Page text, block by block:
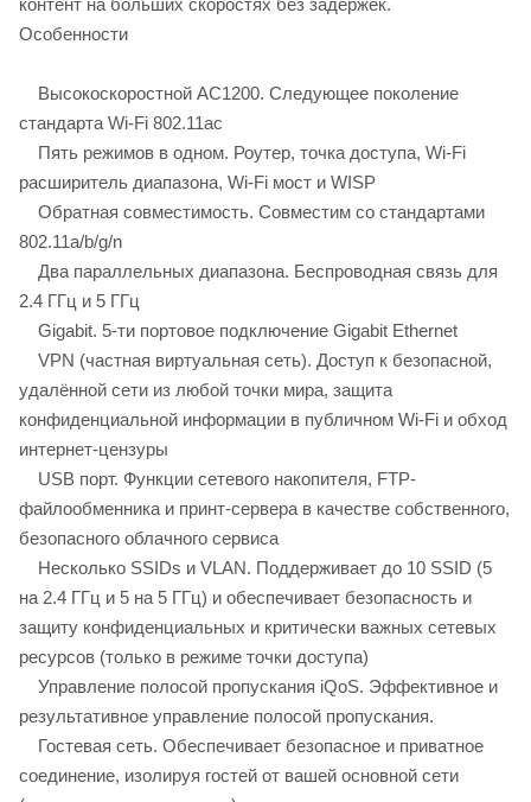
контент на больших скоростях без задержек.
Особенности
Высокоскоростной AC1200. Следующее поколение
стандарта Wi-Fi 802.11ac
Пять режимов в одном. Роутер, точка доступа, Wi-Fi
расширитель диапазона, Wi-Fi мост и WISP
Обратная совместимость. Совместим со стандартами
802.11a/b/g/n
Два параллельных диапазона. Беспроводная связь для
2.4 ГГц и 5 ГГц
Gigabit. 5-ти портовое подключение Gigabit Ethernet
VPN (частная виртуальная сеть). Доступ к безопасной,
удалённой сети из любой точки мира, защита
конфиденциальной информации в публичном Wi-Fi и обход
интернет-цензуры
USB порт. Функции сетевого накопителя, FTP-
файлообменника и принт-сервера в качестве собственного,
безопасного облачного сервиса
Несколько SSIDs и VLAN. Поддерживает до 10 SSID (5
на 2.4 ГГц и 5 на 5 ГГц) и обеспечивает безопасность и
защиту конфиденциальных и критически важных сетевых
ресурсов (только в режиме точки доступа)
Управление полосой пропускания iQoS. Эффективное и
результативное управление полосой пропускания.
Гостевая сеть. Обеспечивает безопасное и приватное
соединение, изолируя гостей от вашей основной сети